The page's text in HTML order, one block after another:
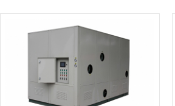
divisé, qui est largement utilisé dans les
maisons et les petits bureaux. Les climatiseurs
de cabinet ont les avantages de la puissance
élevée et du vent fort puissance. L'unité dispose
de 8 spécifications standard et d'entrée d'eau de
refroidissement Température. Gamme 21-35 °C.
Marque: Hstars refroidissementCapacité Plage:
25.7kw ~ 147.7kw Applications: Usine,